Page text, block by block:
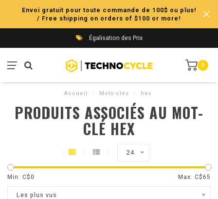
Envoi gratuit pour toute commande de 100$ ou plus!
/ Free shipping on orders of $100 or more!
Égalisation des Prix
0
Accueil / Mots-clés / hex
PRODUITS ASSOCIÉS AU MOT-
CLÉ HEX
24
Min: C$0 Max: C$ 65
Les plus vus